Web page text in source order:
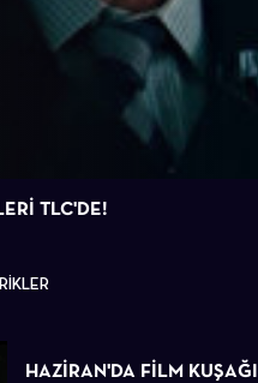
TLC'DE!
HAZİRAN'DA FİLM KUŞAĞI